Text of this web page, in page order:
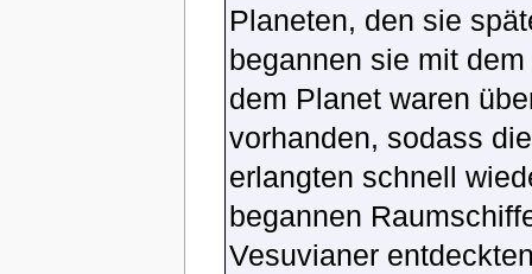
Planeten, den sie
begannen sie mit
dem Planet waren
vorhanden, sodass
erlangten schnell
begannen
Vesuvianer